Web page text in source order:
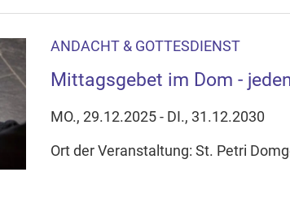
akzeptieren Sie, dass die Anwendung
Gerät setzt, z.B. zwecks
Ihre Cookie-Einstellungen anpassen
ANDACHT & GOTTESDIENST
Mittagsgebet im Dom -
MO., 29.12.2025 - DI., 31.12.2030
Ort der Veranstaltung: St. Petri